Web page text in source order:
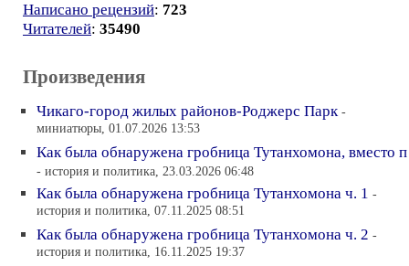
Написано рецензий: 723
Читателей: 35490
Произведения
Чикаго-город жилых районов-Роджерс Парк -
миниатюры, 01.07.2026 13:53
Как была обнаружена гробница Тутанхомона, вместо п
- история и политика, 23.03.2026 06:48
Как была обнаружена гробница Тутанхомона ч. 1 -
история и политика, 07.11.2025 08:51
Как была обнаружена гробница Тутанхомона ч. 2 -
история и политика, 16.11.2025 19:37